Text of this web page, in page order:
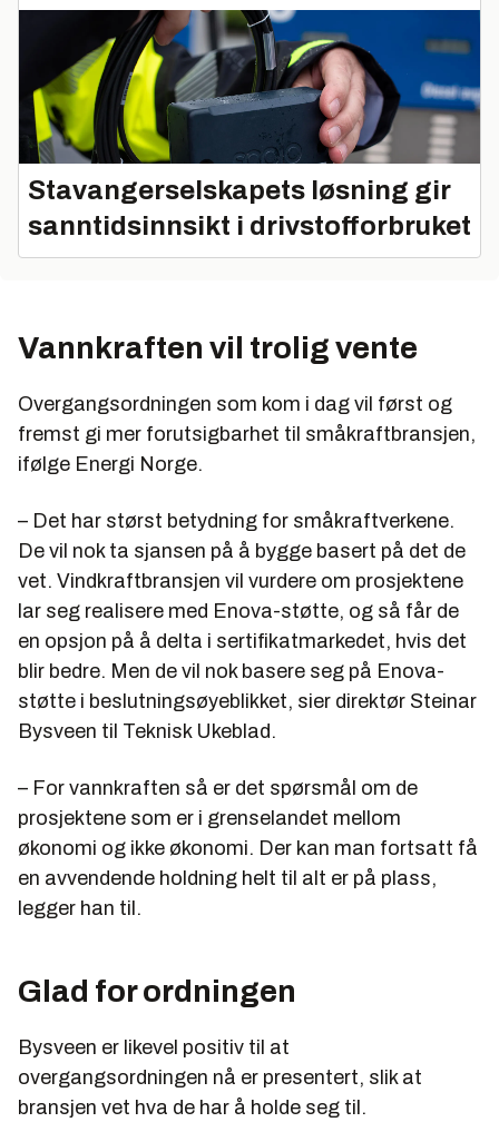
Stavangerselskapets løsning gir
sanntidsinnsikt i drivstofforbruket
Vannkraften vil trolig vente
Overgangsordningen som kom i dag vil først og
fremst gi mer forutsigbarhet til småkraftbransjen,
ifølge Energi Norge.
– Det har størst betydning for småkraftverkene.
De vil nok ta sjansen på å bygge basert på det de
vet. Vindkraftbransjen vil vurdere om prosjektene
lar seg realisere med Enova-støtte, og så får de
en opsjon på å delta i sertifikatmarkedet, hvis det
blir bedre. Men de vil nok basere seg på Enova-
støtte i beslutningsøyeblikket, sier direktør Steinar
Bysveen til Teknisk Ukeblad.
– For vannkraften så er det spørsmål om de
prosjektene som er i grenselandet mellom
økonomi og ikke økonomi. Der kan man fortsatt få
en avvendende holdning helt til alt er på plass,
legger han til.
Glad for ordningen
Bysveen er likevel positiv til at
overgangsordningen nå er presentert, slik at
bransjen vet hva de har å holde seg til.